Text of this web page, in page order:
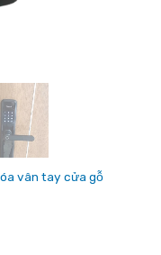
vân tay cửa gỗ